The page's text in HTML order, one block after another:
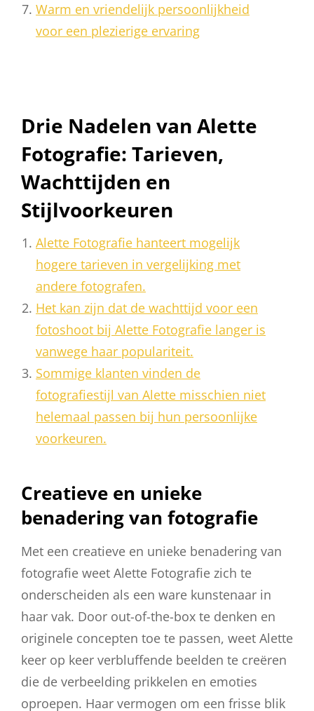
Warm en vriendelijk persoonlijkheid
voor een plezierige ervaring
Drie Nadelen van Alette
Fotografie: Tarieven,
Wachttijden en
Stijlvoorkeuren
Alette Fotografie hanteert mogelijk
hogere tarieven in vergelijking met
andere fotografen.
Het kan zijn dat de wachttijd voor een
fotoshoot bij Alette Fotografie langer is
vanwege haar populariteit.
Sommige klanten vinden de
fotografiestijl van Alette misschien niet
helemaal passen bij hun persoonlijke
voorkeuren.
Creatieve en unieke
benadering van fotografie
Met een creatieve en unieke benadering van
fotografie weet Alette Fotografie zich te
onderscheiden als een ware kunstenaar in
haar vak. Door out-of-the-box te denken en
originele concepten toe te passen, weet Alette
keer op keer verbluffende beelden te creëren
die de verbeelding prikkelen en emoties
oproepen. Haar vermogen om een frisse blik